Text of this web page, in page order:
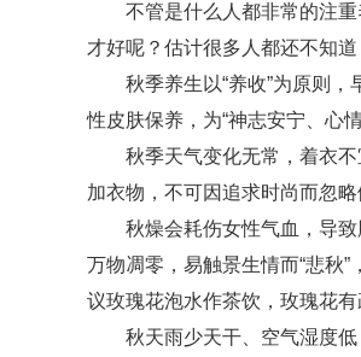
不管是什么人都非常的注
才好呢？估计很多人都还不知
秋季养生以“养收”为原则
性皮肤保养，为“神志安宁、心
秋季天气变化无常，着衣
加衣物，不可因追求时尚而忽
秋燥会耗伤女性气血，导
万物凋零，易触景生情而“悲秋
议玫瑰花泡水作茶饮，玫瑰花
秋天雨少天干、空气湿度